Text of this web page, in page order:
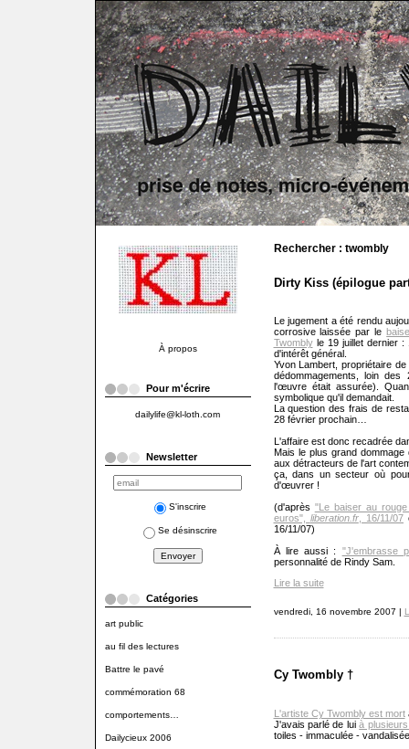
À propos
Pour m'écrire
dailylife@kl-loth.com
Newsletter
S'inscrire
Se désinscrire
Catégories
art public
au fil des lectures
Battre le pavé
commémoration 68
comportements…
Dailycieux 2006
Rechercher : twombly
Dirty Kiss (épilogue
Le jugement a été rendu
corrosive laissée par le
Twomblyle 19 juillet dernier :
d'intérêt général.
Yvon Lambert, propriétaire
dédommagements, loin
l'œuvre était assurée).
symbolique qu'il demandait.
La question des frais de
28 février prochain…
L'affaire est donc recadrée
Mais le plus grand
aux détracteurs de l'art
ça, dans un secteur où
d'œuvrer !
(d'après "Le baiser au
euros", liberation.fr, 16/11/07
16/11/07)
À lire aussi : "J'embrasse
personnalité de Rindy Sam.
Lire la suite
vendredi, 16 novembre 2007 |
Cy Twombly †
L'artiste Cy Twombly est mort
J'avais parlé de luià
toiles - immaculée -